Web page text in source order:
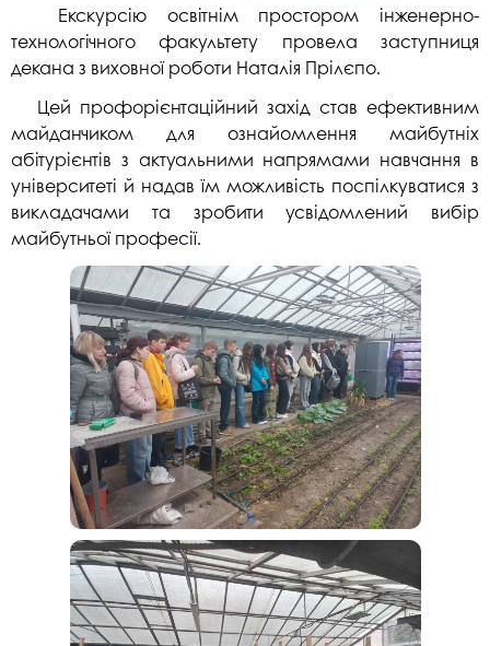
Екскурсію освітнім простором інженерно-
технологічного факультету провела заступниця
декана з виховної роботи Наталія Прілєпо.
Цей профорієнтаційний захід став ефективним
майданчиком для ознайомлення майбутніх
абітурієнтів з актуальними напрямами навчання в
університеті й надав їм можливість поспілкуватися з
викладачами та зробити усвідомлений вибір
майбутньої професії.